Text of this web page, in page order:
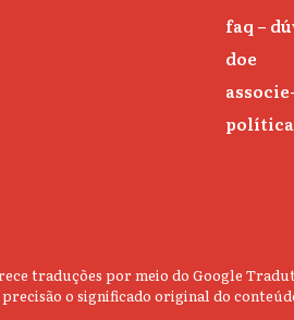
faq –
doe
traduções por meio do Google
o significado original do